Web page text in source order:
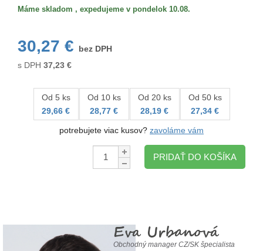
Máme skladom , expedujeme v pondelok 10.08.
30,27 €
bez DPH
s DPH 37,23 €
Od 5 ks
29,66 €
Od 10 ks
28,77 €
Od 20 ks
28,19 €
Od 50 ks
27,34 €
potrebujete viac kusov? zavoláme vám
Množstvo:
PRIDAŤ DO KOŠÍKA
Eva Urbanová
Obchodný manager CZ/SK špecialista